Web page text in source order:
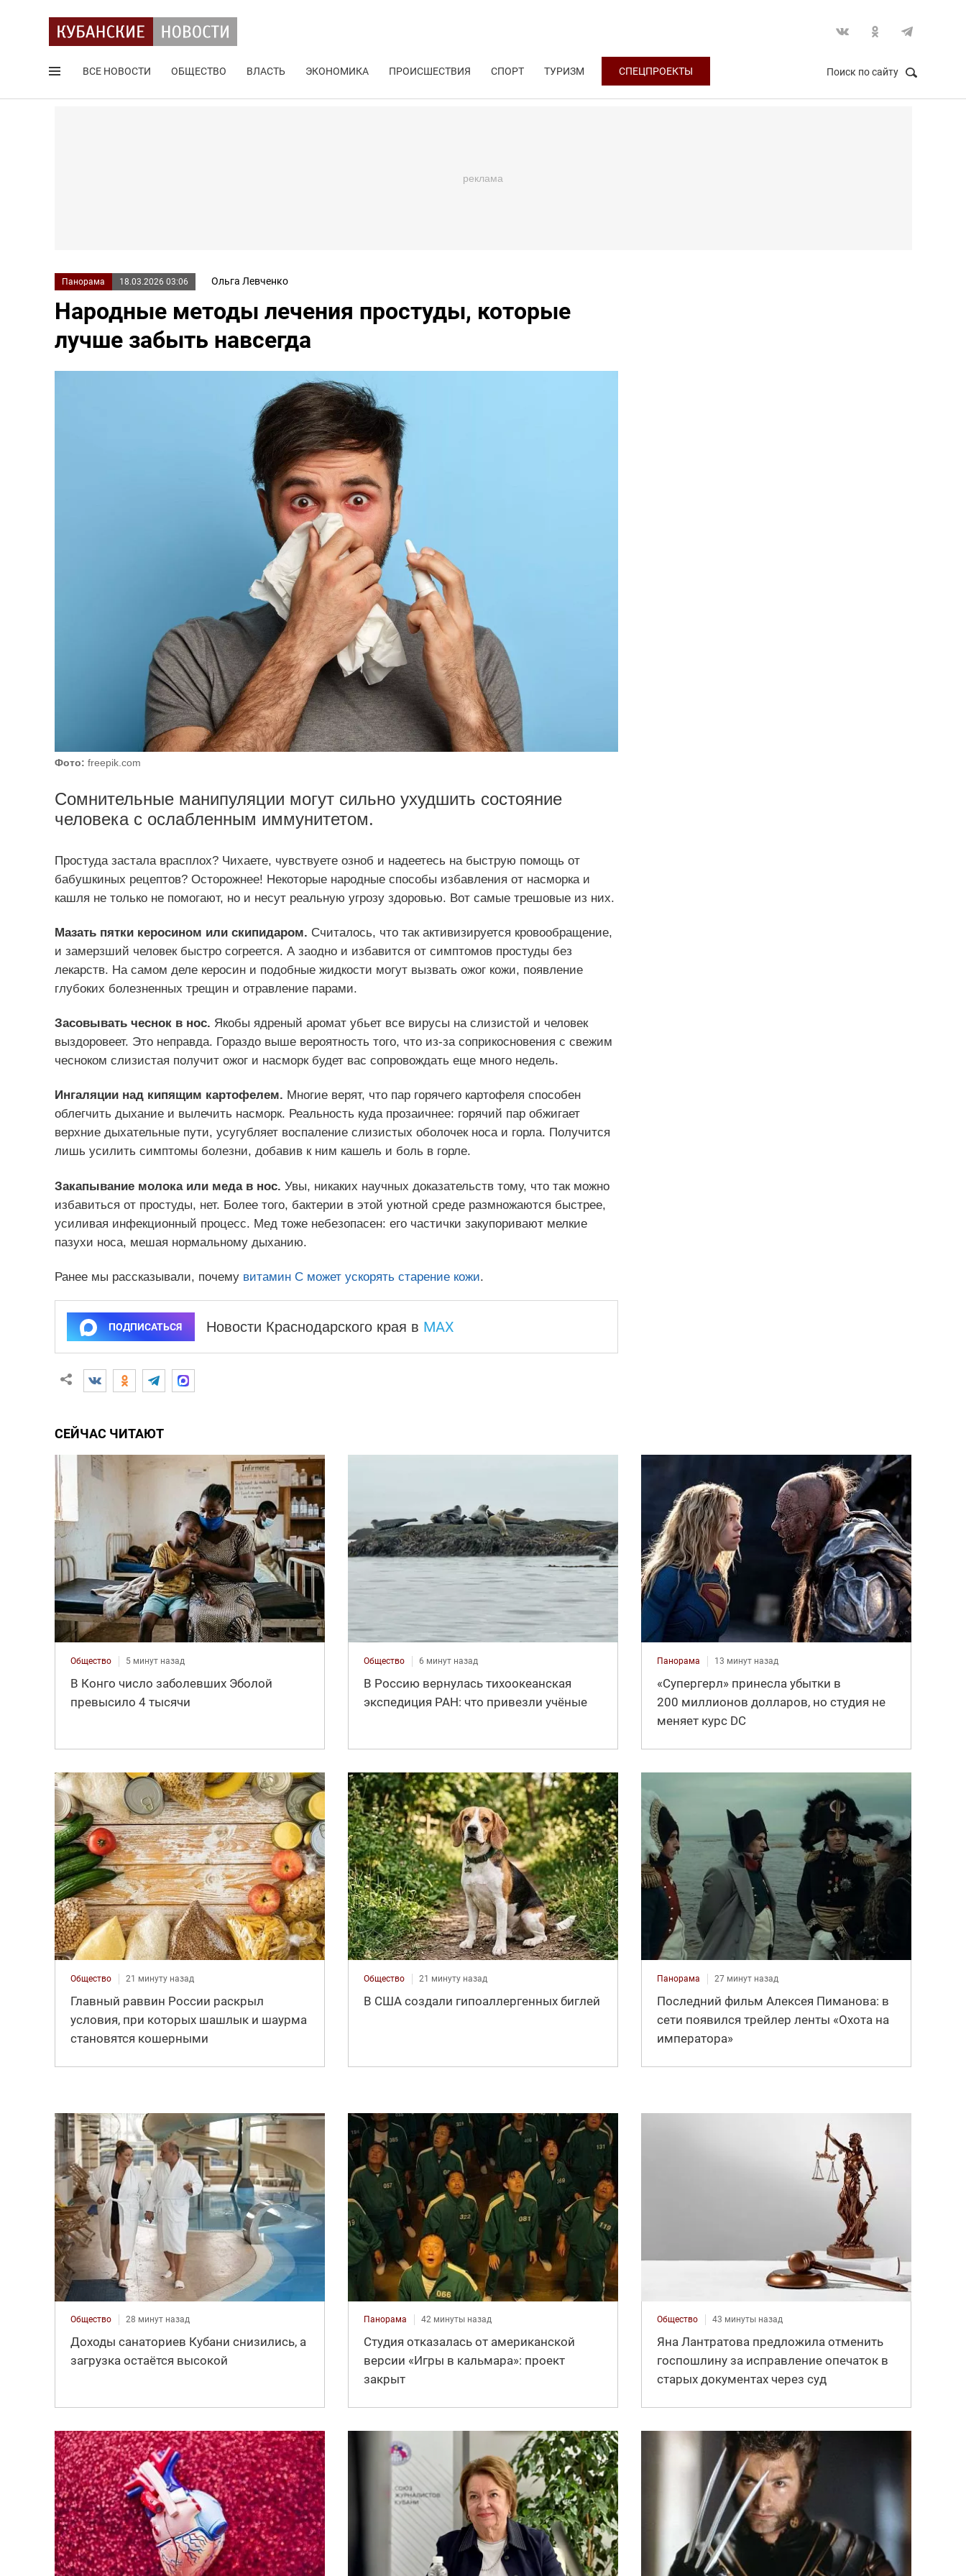
ВСЕ НОВОСТИ ОБЩЕСТВО ВЛАСТЬ ЭКОНОМИКА ПРОИСШЕСТВИЯ СПОРТ ТУРИЗМ СПЕЦПРОЕКТЫ Поиск по сайту
Панорама 18.03.2026 03:06 Ольга Левченко
Народные методы лечения простуды, которые
лучше забыть навсегда
Фото: freepik.com
Сомнительные манипуляции могут сильно ухудшить состояние
человека с ослабленным иммунитетом.
Простуда застала врасплох? Чихаете, чувствуете озноб и надеетесь на быструю помощь от
бабушкиных рецептов? Осторожнее! Некоторые народные способы избавления от насморка и
кашля не только не помогают, но и несут реальную угрозу здоровью. Вот самые трешовые из них.
Мазать пятки керосином или скипидаром. Считалось, что так активизируется кровообращение,
и замерзший человек быстро согреется. А заодно и избавится от симптомов простуды без
лекарств. На самом деле керосин и подобные жидкости могут вызвать ожог кожи, появление
глубоких болезненных трещин и отравление парами.
Засовывать чеснок в нос. Якобы ядреный аромат убьет все вирусы на слизистой и человек
выздоровеет. Это неправда. Гораздо выше вероятность того, что из-за соприкосновения с свежим
чесноком слизистая получит ожог и насморк будет вас сопровождать еще много недель.
Ингаляции над кипящим картофелем. Многие верят, что пар горячего картофеля способен
облегчить дыхание и вылечить насморк. Реальность куда прозаичнее: горячий пар обжигает
верхние дыхательные пути, усугубляет воспаление слизистых оболочек носа и горла. Получится
лишь усилить симптомы болезни, добавив к ним кашель и боль в горле.
Закапывание молока или меда в нос. Увы, никаких научных доказательств тому, что так можно
избавиться от простуды, нет. Более того, бактерии в этой уютной среде размножаются быстрее,
усиливая инфекционный процесс. Мед тоже небезопасен: его частички закупоривают мелкие
пазухи носа, мешая нормальному дыханию.
Ранее мы рассказывали, почему витамин С может ускорять старение кожи.
ПОДПИСАТЬСЯ Новости Краснодарского края в MAX
СЕЙЧАС ЧИТАЮТ
Общество 5 минут назад
В Конго число заболевших Эболой
превысило 4 тысячи
Общество 6 минут назад
В Россию вернулась тихоокеанская
экспедиция РАН: что привезли учёные
Панорама 13 минут назад
«Супергерл» принесла убытки в
200 миллионов долларов, но студия не
меняет курс DC
Общество 21 минуту назад
Главный раввин России раскрыл
условия, при которых шашлык и шаурма
становятся кошерными
Общество 21 минуту назад
В США создали гипоаллергенных биглей
Панорама 27 минут назад
Последний фильм Алексея Пиманова: в
сети появился трейлер ленты «Охота на
императора»
Общество 28 минут назад
Доходы санаториев Кубани снизились, а
загрузка остаётся высокой
Панорама 42 минуты назад
Студия отказалась от американской
версии «Игры в кальмара»: проект
закрыт
Общество 43 минуты назад
Яна Лантратова предложила отменить
госпошлину за исправление опечаток в
старых документах через суд